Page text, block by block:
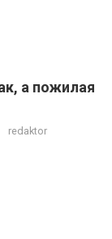
а пожилая
redaktor